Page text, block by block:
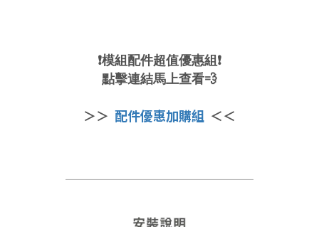
❗模組配件超值優惠組 ❗
點擊連結馬上查看💨
＞＞ 配件優惠加購組 ＜＜